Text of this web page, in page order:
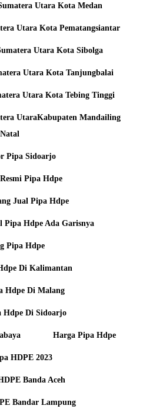
Utara Kota Medan
Utara Kota Pematangsiantar
Utara Kota Sibolga
Utara Kota Tanjungbalai
Utara Kota Tebing Tinggi
UtaraKabupaten Mandailing
Natal
Pipa Sidoarjo
Pipa Hdpe
Jual Pipa Hdpe
Pipa Hdpe Ada Garisnya
Pipa Hdpe
Di Kalimantan
Hdpe Di Malang
Hdpe Di Sidoarjo
Harga Pipa Hdpe
HDPE 2023
Banda Aceh
Bandar Lampung